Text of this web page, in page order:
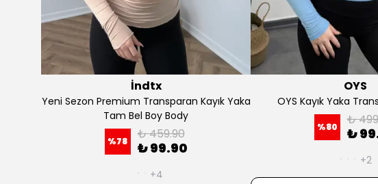
OYS
OYS Yuvarlak Yaka Crop Body
%80 ₺ 499.90
₺ 99.90
OYS
OYS Uzun Kollu V
%75 ₺
₺
+6